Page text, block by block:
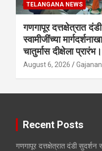
TELANGANA NEWS
गणगापूर दत्तक्षेत्रात
स्वामीजींच्या
चातुर्मास दीक्षेला प्रारंभ।
August 6, 2026
Recent Posts
गणगापूर दत्तक्षेत्रात दंडी सुदर्शन